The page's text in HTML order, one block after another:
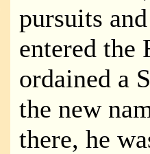
pursuits
entered the
ordained a
the new
there, he